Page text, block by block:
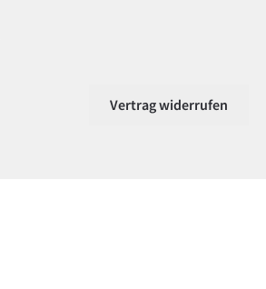
Vertrag widerrufen